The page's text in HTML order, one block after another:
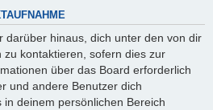
darüber hinaus, dich unter den von dir
kontaktieren, sofern dies zur
über das Board erforderlich
und andere Benutzer dich
deinem persönlichen Bereich